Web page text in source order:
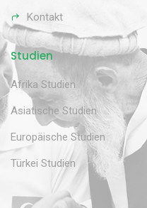
Kontakt
Studien
Afrika Studien
Asiatische Studien
Europäische Studien
Türkei Studien